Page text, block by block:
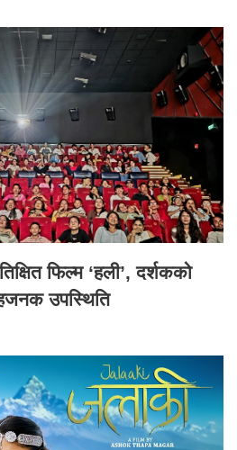
फिल्म ‘हली’, दर्शकको
उपस्थिति